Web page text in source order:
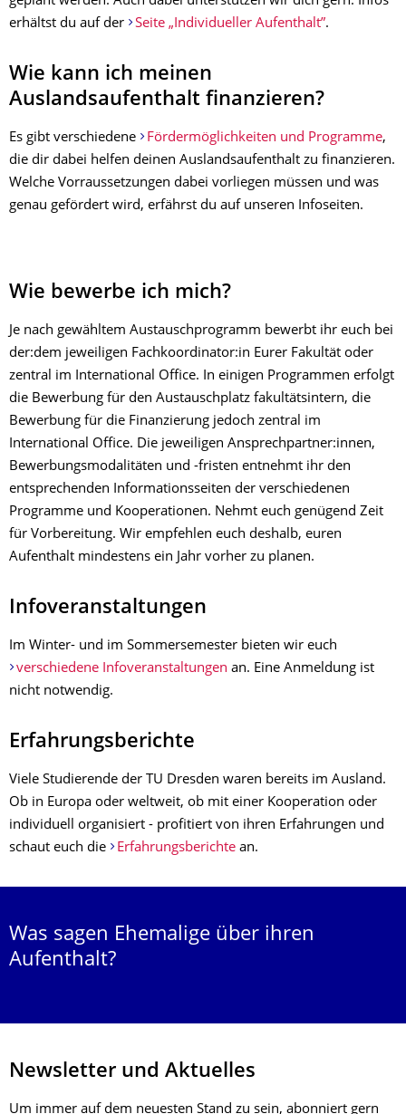
erhältst du auf der
Seite „Individueller Aufenthalt”.
Wie kann ich meinen
Auslandsaufenthalt finanzieren?
Es gibt verschiedene Fördermöglichkeiten und Programme,
die dir dabei helfen deinen Auslandsaufenthalt zu finanzieren.
Welche Vorraussetzungen dabei vorliegen müssen und was
genau gefördert wird, erfährst du auf unseren Infoseiten.
Wie bewerbe ich mich?
Je nach gewähltem Austauschprogramm bewerbt ihr euch bei
der:dem jeweiligen Fachkoordinator:in Eurer Fakultät oder
zentral im International Office. In einigen Programmen erfolgt
die Bewerbung für den Austauschplatz fakultätsintern, die
Bewerbung für die Finanzierung jedoch zentral im
International Office. Die jeweiligen Ansprechpartner:innen,
Bewerbungsmodalitäten und -fristen entnehmt ihr den
entsprechenden Informationsseiten der verschiedenen
Programme und Kooperationen. Nehmt euch genügend Zeit
für Vorbereitung. Wir empfehlen euch deshalb, euren
Aufenthalt mindestens ein Jahr vorher zu planen.
Infoveranstaltungen
Im Winter- und im Sommersemester bieten wir euch
verschiedene Infoveranstaltungen an. Eine Anmeldung ist
nicht notwendig.
Erfahrungsberichte
Viele Studierende der TU Dresden waren bereits im Ausland.
Ob in Europa oder weltweit, ob mit einer Kooperation oder
individuell organisiert - profitiert von ihren Erfahrungen und
schaut euch die
Erfahrungsberichte an.
Was sagen Ehemalige über ihren
Aufenthalt?
Newsletter und Aktuelles
Um immer auf dem neuesten Stand zu sein, abonniert gern